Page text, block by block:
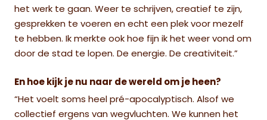
het werk te gaan. Weer te schrijven, creatief te zijn,
gesprekken te voeren en echt een plek voor mezelf
te hebben. Ik merkte ook hoe fijn ik het weer vond om
door de stad te lopen. De energie. De creativiteit.”
En hoe kijk je nu naar de wereld om je heen?
“Het voelt soms heel pré-apocalyptisch. Alsof we
collectief ergens van wegvluchten. We kunnen het